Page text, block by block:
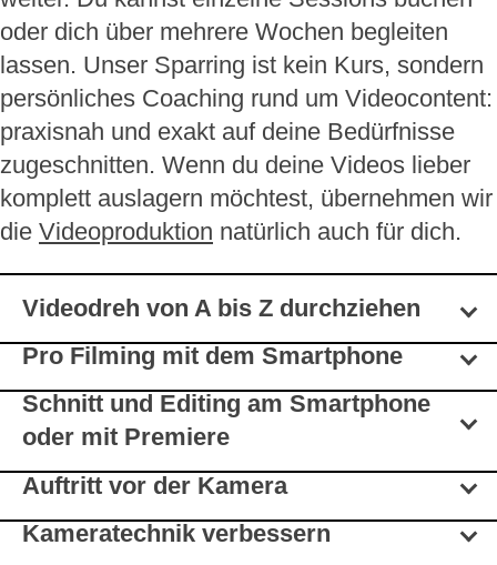
oder dich über mehrere Wochen begleiten
lassen. Unser Sparring ist kein Kurs, sondern
persönliches Coaching rund um Videocontent:
praxisnah und exakt auf deine Bedürfnisse
zugeschnitten. Wenn du deine Videos lieber
komplett auslagern möchtest, übernehmen wir
die Videoproduktion natürlich auch für dich.
Videodreh von A bis Z durchziehen
Pro Filming mit dem Smartphone
Schnitt und Editing am Smartphone
oder mit Premiere
Auftritt vor der Kamera
Kameratechnik verbessern